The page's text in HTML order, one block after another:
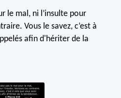
le mal, ni l’insulte pour
Vous le savez, c’est à
afin d'hériter de la